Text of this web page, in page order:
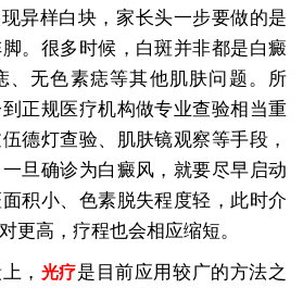
异样白块，家长头一步要做的是
。很多时候，白斑并非都是白癜
、无色素痣等其他肌肤问题。所
正规医疗机构做专业查验相当重
德灯查验、肌肤镜观察等手段，
旦确诊为白癜风，就要尽早启动
积小、色素脱失程度轻，此时介
更高，疗程也会相应缩短。
， 光疗是目前应用较广的方法之